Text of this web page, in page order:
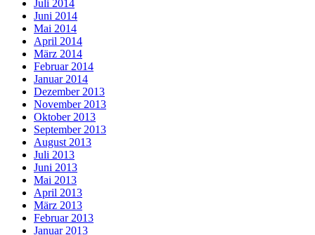
Juli 2014
Juni 2014
Mai 2014
April 2014
März 2014
Februar 2014
Januar 2014
Dezember 2013
November 2013
Oktober 2013
September 2013
August 2013
Juli 2013
Juni 2013
Mai 2013
April 2013
März 2013
Februar 2013
Januar 2013